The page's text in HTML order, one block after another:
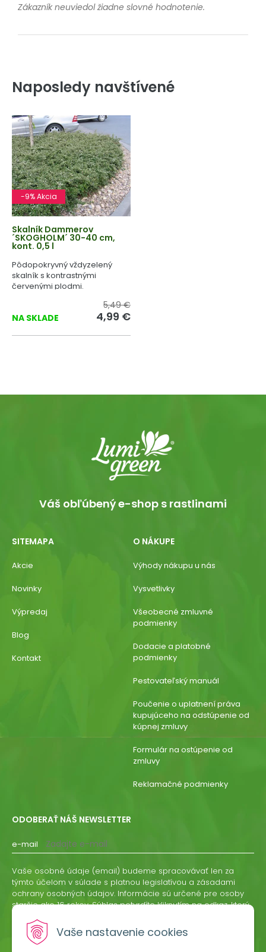
Vaše nastavenie cookies
Zákazník neuviedol žiadne slovné hodnotenie.
Naposledy navštívené
-9% Akcia
Skalník Dammerov
´SKOGHOLM´ 30-40 cm,
kont. 0,5 l
Pôdopokryvný vždyzelený
skalník s kontrastnými
červenými plodmi.
NA SKLADE
5,49 €
4,99 €
Váš obľúbený e-shop s rastlinami
SITEMAPA
Akcie
Novinky
Výpredaj
Blog
Kontakt
O NÁKUPE
Výhody nákupu u nás
Vysvetlivky
Všeobecné zmluvné
podmienky
Dodacie a platobné
podmienky
Pestovateľský manuál
Poučenie o uplatnení práva
kupujúceho na odstúpenie od
kúpnej zmluvy
Formulár na ostúpenie od
zmluvy
Reklamačné podmienky
ODOBERAŤ NÁŠ NEWSLETTER
e-mail
Vaše osobné údaje (email) budeme spracovávať len za
týmto účelom v súlade s platnou legislatívou a zásadami
ochrany osobných údajov. Informácie sú určené pre osoby
staršie ako 16 rokov. Súhlas potvrdíte kliknutím na odkaz, ktorý
odvolať písomne, emailom alebo kliknutím na odkaz z
ktoréhokoľvek informačného emailu.